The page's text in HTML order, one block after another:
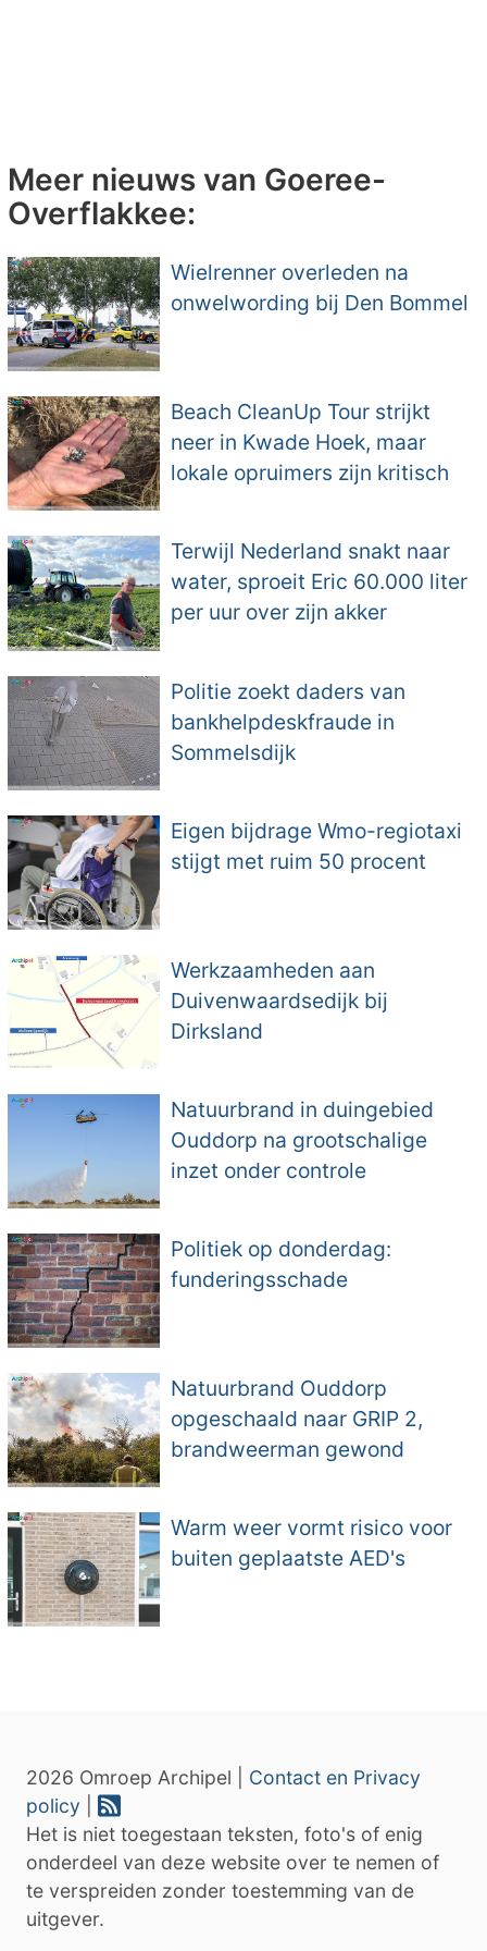
Meer nieuws van Goeree-
Overflakkee:
Wielrenner overleden na
onwelwording bij Den Bommel
Beach CleanUp Tour strijkt
neer in Kwade Hoek, maar
lokale opruimers zijn kritisch
Terwijl Nederland snakt naar
water, sproeit Eric 60.000 liter
per uur over zijn akker
Politie zoekt daders van
bankhelpdeskfraude in
Sommelsdijk
Eigen bijdrage Wmo-regiotaxi
stijgt met ruim 50 procent
Werkzaamheden aan
Duivenwaardsedijk bij
Dirksland
Natuurbrand in duingebied
Ouddorp na grootschalige
inzet onder controle
Politiek op donderdag:
funderingsschade
Natuurbrand Ouddorp
opgeschaald naar GRIP 2,
brandweerman gewond
Warm weer vormt risico voor
buiten geplaatste AED's
2026 Omroep Archipel | Contact en Privacy
policy
Het is niet toegestaan teksten, foto's of enig
onderdeel van deze website over te nemen of
te verspreiden zonder toestemming van de
uitgever.